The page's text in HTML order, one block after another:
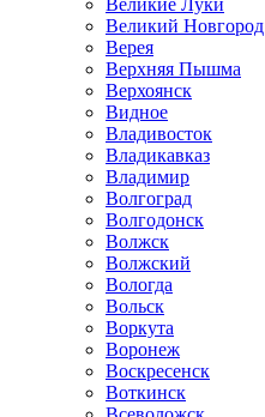
Великие Луки
Великий Новгород
Верея
Верхняя Пышма
Верхоянск
Видное
Владивосток
Владикавказ
Владимир
Волгоград
Волгодонск
Волжск
Волжский
Вологда
Вольск
Воркута
Воронеж
Воскресенск
Воткинск